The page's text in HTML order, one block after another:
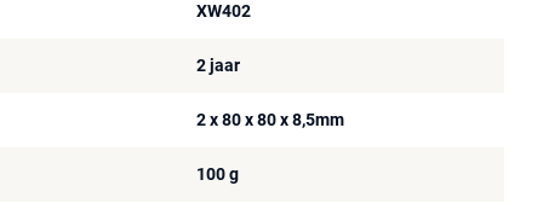
XW402
2 jaar
2 x 80 x 80 x 8,5mm
100 g